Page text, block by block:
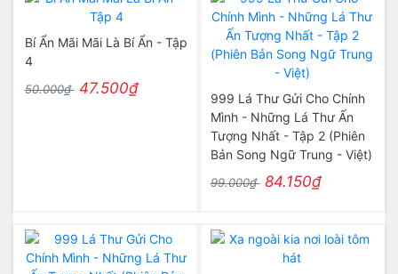
Bí Ẩn Mãi Mãi Là Bí Ẩn - Tập
4
50.000₫ 47.500₫
999 Lá Thư Gửi Cho Chính
Mình - Những Lá Thư Ấn
Tượng Nhất - Tập 2 (Phiên
Bản Song Ngữ Trung - Việt)
99.000₫ 84.150₫